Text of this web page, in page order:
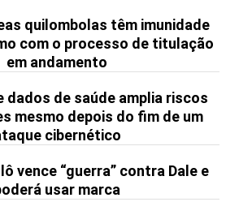
quilombolas têm imunidade
com o processo de titulação
em andamento
dados de saúde amplia riscos
mesmo depois do fim de um
cibernético
vence “guerra” contra Dale e
usar marca